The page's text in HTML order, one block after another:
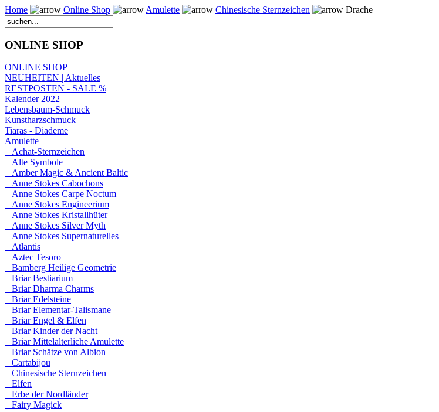
Home Online Shop Amulette Chinesische Sternzeichen Drache
ONLINE SHOP
ONLINE SHOP
NEUHEITEN | Aktuelles
RESTPOSTEN - SALE %
Kalender 2022
Lebensbaum-Schmuck
Kunstharzschmuck
Tiaras - Diademe
Amulette
Achat-Sternzeichen
Alte Symbole
Amber Magic & Ancient Baltic
Anne Stokes Cabochons
Anne Stokes Carpe Noctum
Anne Stokes Engineerium
Anne Stokes Kristallhüter
Anne Stokes Silver Myth
Anne Stokes Supernaturelles
Atlantis
Aztec Tesoro
Bamberg Heilige Geometrie
Briar Bestiarium
Briar Dharma Charms
Briar Edelsteine
Briar Elementar-Talismane
Briar Engel & Elfen
Briar Kinder der Nacht
Briar Mittelalterliche Amulette
Briar Schätze von Albion
Cartabijou
Chinesische Sternzeichen
Elfen
Erbe der Nordländer
Fairy Magick